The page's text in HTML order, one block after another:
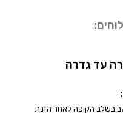
עד גדרה
מחושב בשלב הקופה לאחר הזנת